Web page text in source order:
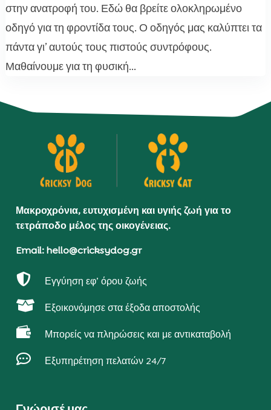
στην ανατροφή του. Εδώ θα βρείτε ολοκληρωμένο
οδηγό για τη φροντίδα τους. Ο οδηγός μας καλύπτει τα
πάντα γι’ αυτούς τους πιστούς συντρόφους.
Μαθαίνουμε για τη φυσική...
Μακροχρόνια, ευτυχισμένη και υγιής ζωή για το
τετράποδο μέλος της οικογένειας.
Email: hello@cricksydog.gr
 Εγγύηση εφ’ όρου ζωής
 Εξοικονόμησε στα έξοδα αποστολής
 Μπορείς να πληρώσεις και με αντικαταβολή
 Εξυπηρέτηση πελατών 24/7